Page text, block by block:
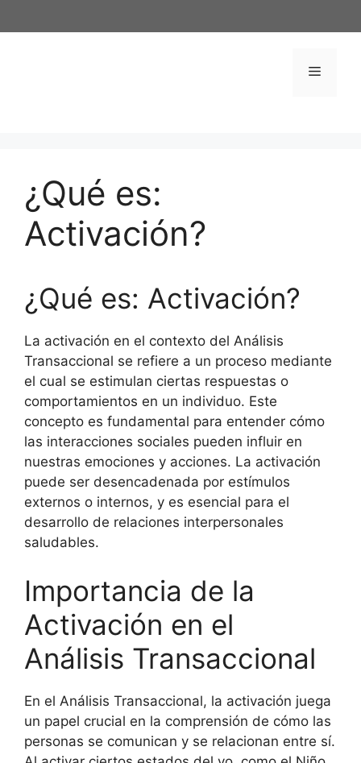
al
Menú
¿Qué es:
Activación?
¿Qué es: Activación?
La activación en el contexto del Análisis
Transaccional se refiere a un proceso mediante
el cual se estimulan ciertas respuestas o
comportamientos en un individuo. Este
concepto es fundamental para entender cómo
las interacciones sociales pueden influir en
nuestras emociones y acciones. La activación
puede ser desencadenada por estímulos
externos o internos, y es esencial para el
desarrollo de relaciones interpersonales
saludables.
Importancia de la
Activación en el
Análisis Transaccional
En el Análisis Transaccional, la activación juega
un papel crucial en la comprensión de cómo las
personas se comunican y se relacionan entre sí.